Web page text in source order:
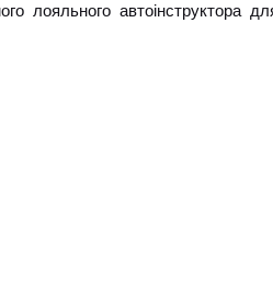
лояльного автоінструктора